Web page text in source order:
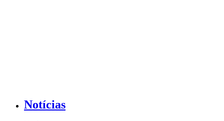
Notícias